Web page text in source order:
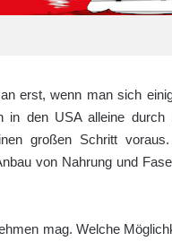
erst, wenn man sich
in den USA alleine
großen Schritt
von Nahrung und
mag. Welche